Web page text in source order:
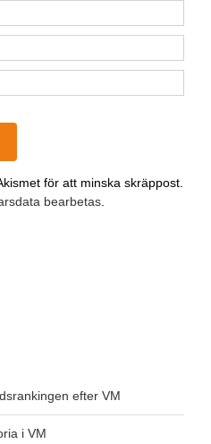
för att minska skräppost.
bearbetas.
efter VM
i VM